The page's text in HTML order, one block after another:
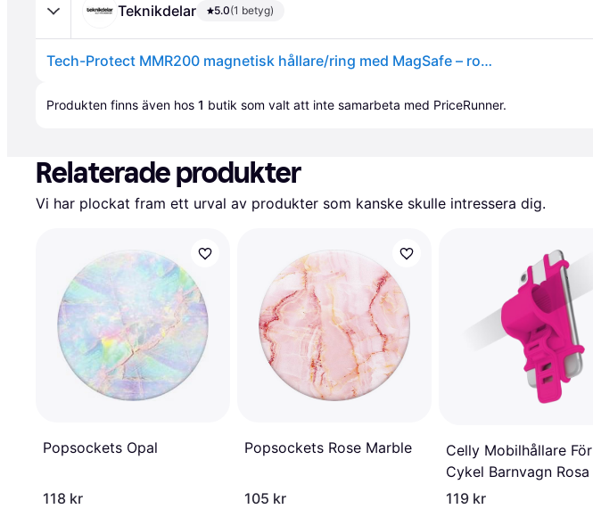
Teknikdelar 5.0(1 betyg)
Tech-Protect MMR200 magnetisk hållare/ring med MagSafe – rosa med kristaller
Produkten finns även hos 1 butik som valt att inte samarbeta med PriceRunner.
Relaterade produkter
Vi har plockat fram ett urval av produkter som kanske skulle intressera dig.
Popsockets Opal
118 kr
Popsockets Rose Marble
105 kr
Celly Mobilhållare För
Cykel Barnvagn Rosa
119 kr